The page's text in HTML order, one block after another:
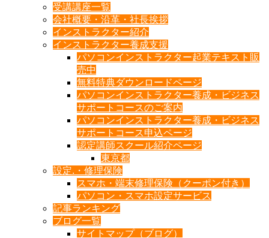
受講講座一覧
会社概要・沿革・社長挨拶
インストラクター紹介
インストラクター養成支援
パソコンインストラクター起業テキスト販
売中
無料特典ダウンロードページ
パソコンインストラクター養成・ビジネス
サポートコースのご案内
パソコンインストラクター養成・ビジネス
サポートコース申込ページ
認定講師スクール紹介ページ
東京都
設定.・修理保険
スマホ・端末修理保険（クーポン付き）
パソコン・スマホ設定サービス
記事ランキング
ブログ一覧
サイトマップ（ブログ）